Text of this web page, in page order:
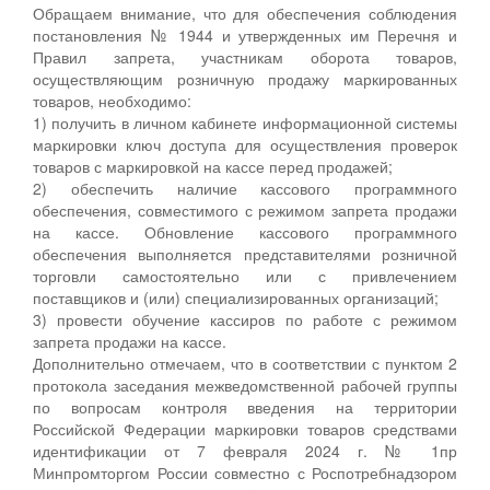
Обращаем внимание, что для обеспечения соблюдения
постановления № 1944 и утвержденных им Перечня и
Правил запрета, участникам оборота товаров,
осуществляющим розничную продажу маркированных
товаров, необходимо:
1) получить в личном кабинете информационной системы
маркировки ключ доступа для осуществления проверок
товаров с маркировкой на кассе перед продажей;
2) обеспечить наличие кассового программного
обеспечения, совместимого с режимом запрета продажи
на кассе. Обновление кассового программного
обеспечения выполняется представителями розничной
торговли самостоятельно или с привлечением
поставщиков и (или) специализированных организаций;
3) провести обучение кассиров по работе с режимом
запрета продажи на кассе.
Дополнительно отмечаем, что в соответствии с пунктом 2
протокола заседания межведомственной рабочей группы
по вопросам контроля введения на территории
Российской Федерации маркировки товаров средствами
идентификации от 7 февраля 2024 г. № 1пр
Минпромторгом России совместно с Роспотребнадзором